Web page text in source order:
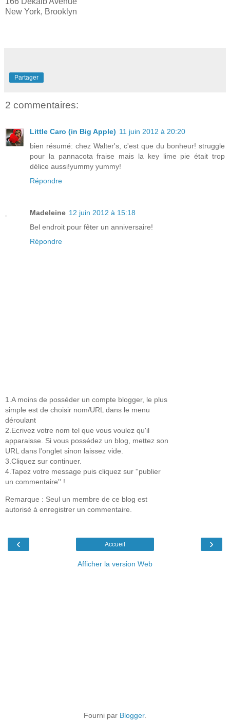
New York, Brooklyn
Partager
2 commentaires:
Little Caro (in Big Apple) 11 juin 2012 à 20:20
bien résumé: chez Walter's, c'est que du bonheur! struggle
pour la pannacota fraise mais la key lime pie était trop
délice aussi!yummy yummy!
Répondre
Madeleine 12 juin 2012 à 15:18
Bel endroit pour fêter un anniversaire!
Répondre
1.A moins de posséder un compte blogger, le plus
simple est de choisir nom/URL dans le menu
déroulant
2.Ecrivez votre nom tel que vous voulez qu'il
apparaisse. Si vous possédez un blog, mettez son
URL dans l'onglet sinon laissez vide.
3.Cliquez sur continuer.
4.Tapez votre message puis cliquez sur ''publier
un commentaire'' !
Remarque : Seul un membre de ce blog est
autorisé à enregistrer un commentaire.
‹ ›
Accueil
Afficher la version Web
Fourni par Blogger.